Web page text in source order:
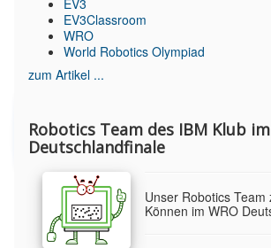
EV3Classroom
WRO
World Robotics Olympiad
zum Artikel ...
Robotics Team des IBM Klub
Deutschlandfinale
Unser Robotics Team
Können im WRO